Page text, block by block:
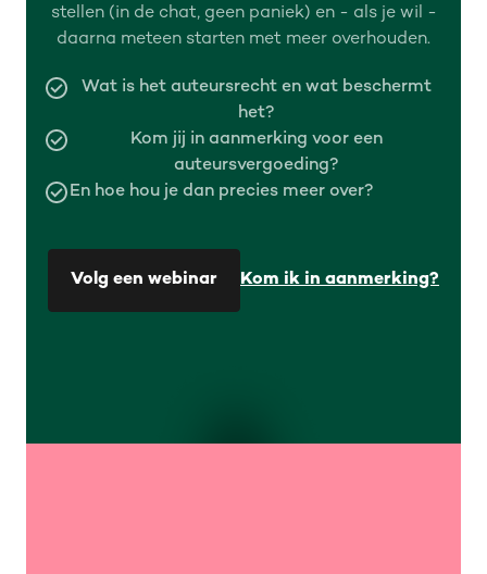
stellen (in de chat, geen paniek) en - als je wil -
daarna meteen starten met meer overhouden.
Wat is het auteursrecht en wat beschermt
het?
Kom jij in aanmerking voor een
auteursvergoeding?
En hoe hou je dan precies meer over?
Volg een webinar Kom ik in aanmerking?